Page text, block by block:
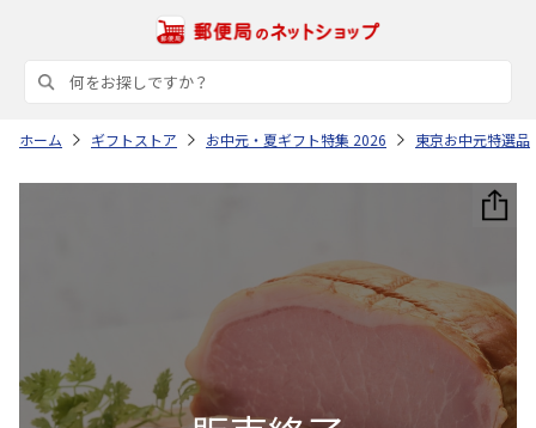
ホーム ギフトストア お中元・夏ギフト特集 2026 東京お中元特選品